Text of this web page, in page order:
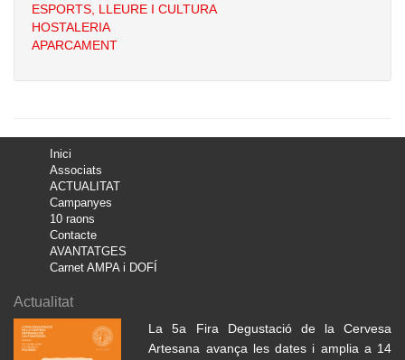
ESPORTS, LLEURE I CULTURA
HOSTALERIA
APARCAMENT
Inici
Associats
ACTUALITAT
Campanyes
10 raons
Contacte
AVANTATGES
Carnet AMPA i DOFÍ
Actualitat
La 5a Fira Degustació de la Cervesa
Artesana avança les dates i amplia a 14